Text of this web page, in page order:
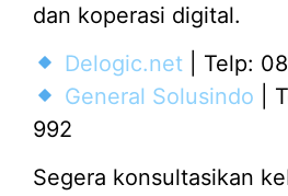
dan koperasi digital.
Delogic.net| Telp:
General Solusindo |
992
Segera konsultasikan